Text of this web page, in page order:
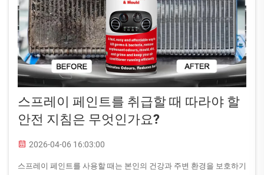
스프레이 페인트를 취급할 때 따라야 할
안전 지침은 무엇인가요?
2026-04-06 16:03:00
스프레이 페인트를 사용할 때는 본인의 건강과 주변 환경을 보호하기